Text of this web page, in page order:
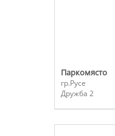
Паркомясто
гр.Русе
Дружба 2